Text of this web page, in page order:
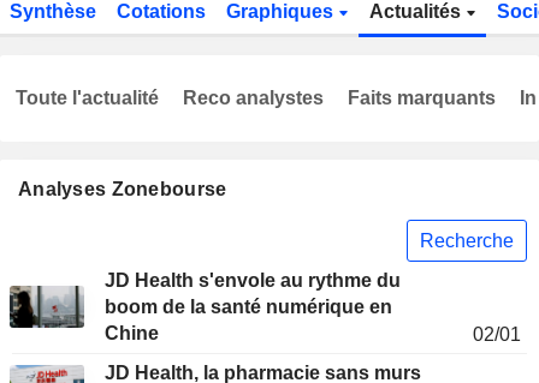
Synthèse Cotations Graphiques Actualités
Analyses Zonebourse
Recherche
JD Health s'envole au rythme du
boom de la santé numérique en
Chine
02/01
JD Health, la pharmacie sans murs
Toute l'actualité Reco analystes Faits marquants